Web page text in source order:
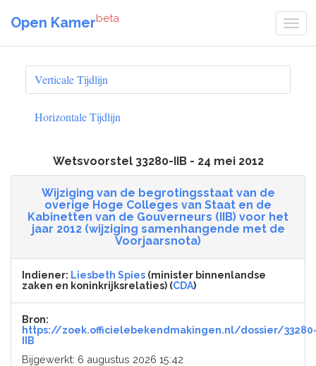
Open Kamerbeta
Verticale Tijdlijn
Horizontale Tijdlijn
Wetsvoorstel 33280-IIB - 24 mei 2012
Wijziging van de begrotingsstaat van de
overige Hoge Colleges van Staat en de
Kabinetten van de Gouverneurs (IIB) voor het
jaar 2012 (wijziging samenhangende met de
Voorjaarsnota)
Indiener: Liesbeth Spies (minister binnenlandse
zaken en koninkrijksrelaties) (CDA)
Bron:
https://zoek.officielebekendmakingen.nl/dossier/
IIB
Bijgewerkt: 6 augustus 2026 15:42